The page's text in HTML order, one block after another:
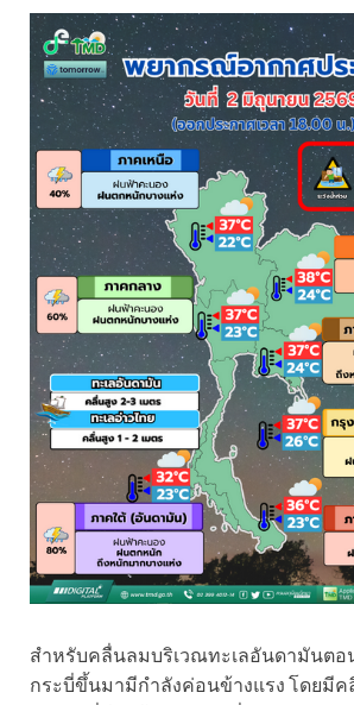
สำหรับคลื่นลมบริเวณทะเลอันดามันตอ
กระบี่ขึ้นมามีกำลังค่อนข้างแรง โดยมีค